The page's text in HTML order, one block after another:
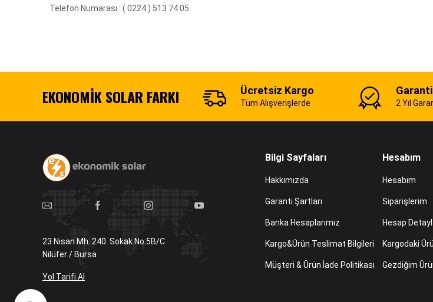
Telefon Numarası : ( 0224 ) 513 74 05
EKONOMIK SOLAR FARKI Ücretsiz Kargo
Tüm Alışverişlerde 2 Yıl
23 Nisan Mh. 240. Sokak No:5B/C
Nilüfer / Bursa
Yol Tarifi Al
Bilgi Sayfaları
Hakkımızda
Garanti Şartları
Banka Hesaplarımız
Kargo&Ürün Teslimat Bilgileri
Müşteri & Ürün İade Politikası
Hesabım
Hesabım
Siparişlerim
Hesap
Kargodaki
Gezdiğim